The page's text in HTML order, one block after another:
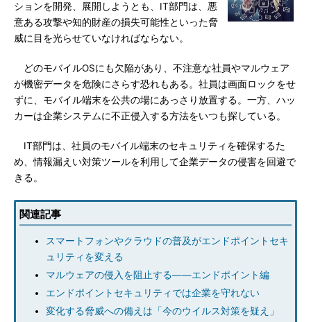
ションを開発、展開しようとも、IT部門は、悪
意ある攻撃や知的財産の損失可能性といった脅
威に目を光らせていなければならない。
どのモバイルOSにも欠陥があり、不注意な社員やマルウェア
が機密データを危険にさらす恐れもある。社員は画面ロックをせ
ずに、モバイル端末を公共の場にあっさり放置する。一方、ハッ
カーは企業システムに不正侵入する方法をいつも探している。
IT部門は、社員のモバイル端末のセキュリティを確保するた
め、情報漏えい対策ツールを利用して企業データの侵害を回避で
きる。
関連記事
スマートフォンやクラウドの普及がエンドポイントセキ
ュリティを変える
マルウェアの侵入を阻止する――エンドポイント編
エンドポイントセキュリティでは企業を守れない
変化する脅威への備えは「今のウイルス対策を疑え」